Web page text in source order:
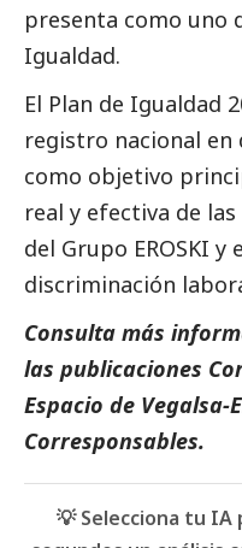
presenta como uno
Igualdad.
El Plan de Igualdad
registro nacional en
como objetivo
real y efectiva de
del Grupo EROSKI
discriminación
Consulta más
las publicaciones
Espacio de Vegalsa-
Corresponsables.
💡 Selecciona tu